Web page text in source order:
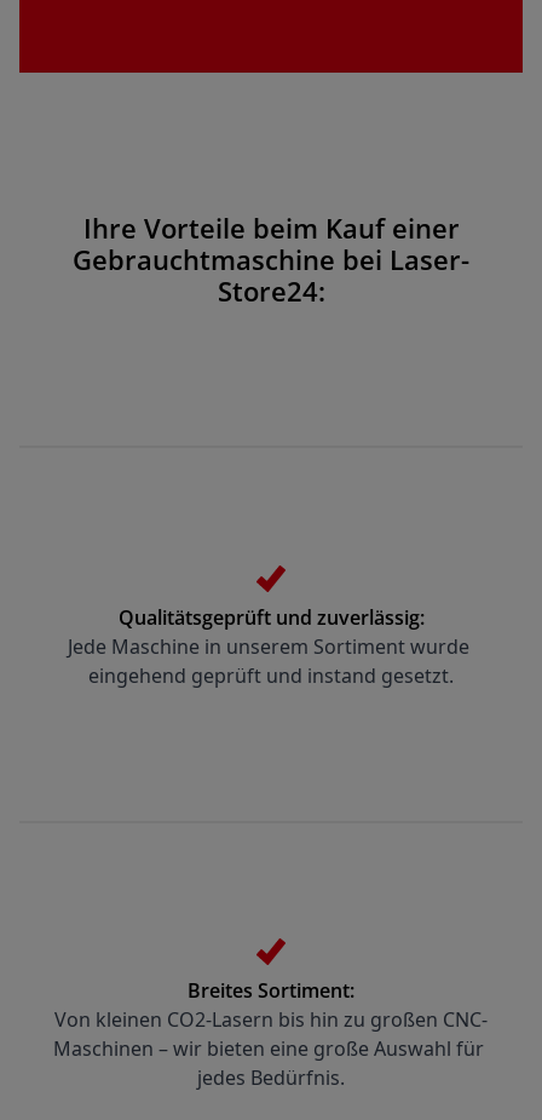
Ihre Vorteile beim Kauf einer
Gebrauchtmaschine bei Laser-
Store24:
Qualitätsgeprüft und zuverlässig:
Jede Maschine in unserem Sortiment wurde
eingehend geprüft und instand gesetzt.
Breites Sortiment:
Von kleinen CO2-Lasern bis hin zu großen CNC-
Maschinen – wir bieten eine große Auswahl für
jedes Bedürfnis.